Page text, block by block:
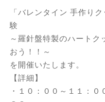
「バレンタイン 手作り
験
～羅針盤特製のハートク
おう！！～
を開催いたします。
【詳細】
・１０：００～１１：